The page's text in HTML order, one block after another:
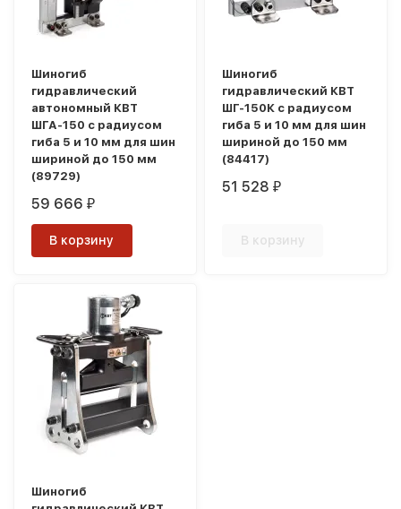
Шиногиб
гидравлический
автономный КВТ
ШГА-150 с радиусом
гиба 5 и 10 мм для шин
шириной до 150 мм
(89729)
59 666₽
В корзину
Шиногиб
гидравлический КВТ
ШГ-150К с радиусом
гиба 5 и 10 мм для шин
шириной до 150 мм
(84417)
51 528₽
В корзину
Шиногиб